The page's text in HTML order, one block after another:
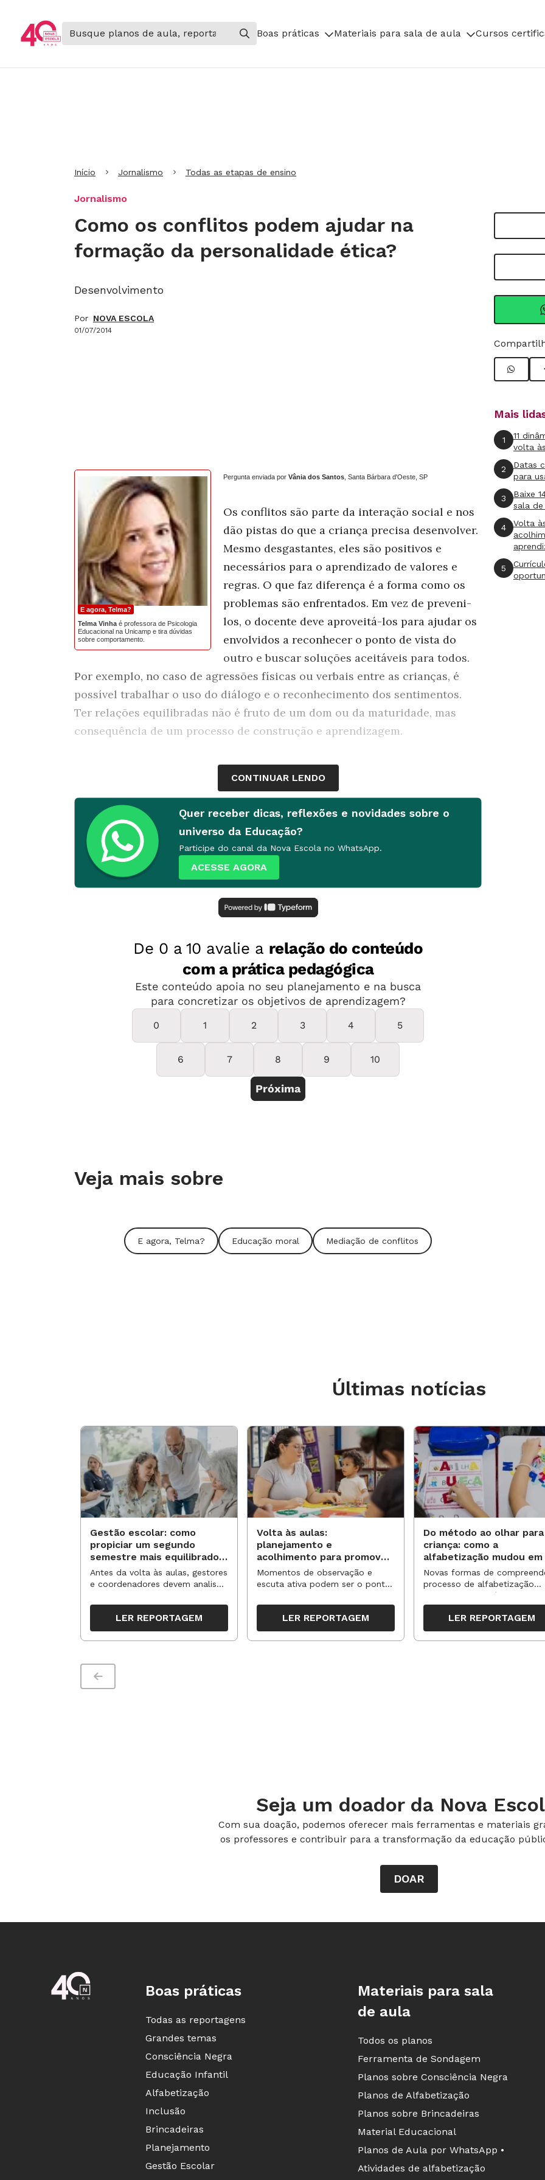
Boas práticas Materiais para sala de aula Cursos
Início Jornalismo Todas as etapas de ensino
Jornalismo
Como os conflitos podem ajudar na
formação da personalidade ética?
Desenvolvimento
Por NOVA ESCOLA
01/07/2014
E agora, Telma?
Telma Vinha é professora de Psicologia
Educacional na Unicamp e tira dúvidas
sobre comportamento.
Pergunta enviada por Vânia dos Santos , Santa Bárbara d'Oeste, SP
Os conflitos são parte da interação social e nos
dão pistas do que a criança precisa desenvolver.
Mesmo desgastantes, eles são positivos e
necessários para o aprendizado de valores e
regras. O que faz diferença é a forma como os
problemas são enfrentados. Em vez de preveni-
los, o docente deve aproveitá-los para ajudar os
envolvidos a reconhecer o ponto de vista do
outro e buscar soluções aceitáveis para todos.
Por exemplo, no caso de agressões físicas ou verbais entre as crianças, é
possível trabalhar o uso do diálogo e o reconhecimento dos sentimentos.
Ter relações equilibradas não é fruto de um dom ou da maturidade, mas
consequência de um processo de construção e aprendizagem.
CONTINUAR LENDO
Quer receber dicas, reflexões e novidades sobre o
universo da Educação?
Participe do canal da Nova Escola no WhatsApp.
ACESSE AGORA
Veja mais sobre
E agora, Telma? Educação moral Mediação de conflitos
Mais
1
11
volta
2
Datas
para
3
Baixe
sala de
4
Volta
5
Últimas notícias
Gestão escolar: como
propiciar um segundo
semestre mais equilibrado
para os professores?
Antes da volta às aulas, gestores
e coordenadores devem analisar
organizar ações para orientar o
trabalho pedagógico ao longo
do período
LER REPORTAGEM
Volta às aulas:
planejamento e
acolhimento para promover
novas aprendizagens
Momentos de observação e
escuta ativa podem ser o ponto
tempos, espaços e propostas no
segundo semestre
LER REPORTAGEM
Do método ao olhar para
criança: como a
alfabetização mudou em
anos?
Novas formas de
processo de alfabetização
influenciaram políticas e
práticas, transformando o
da leitura e da escrita
LER REPORTAGEM
Seja um doador da Nova
Com sua doação, podemos oferecer mais ferramentas e materiais
os professores e contribuir para a transformação da educação
DOAR
Boas práticas
Todas as reportagens
Grandes temas
Consciência Negra
Educação Infantil
Alfabetização
Inclusão
Brincadeiras
Planejamento
Gestão Escolar
Materiais para sala
de aula
Todos os planos
Ferramenta de Sondagem
Planos sobre Consciência Negra
Planos de Alfabetização
Planos sobre Brincadeiras
Material Educacional
Planos de Aula por WhatsApp •
Atividades de alfabetização